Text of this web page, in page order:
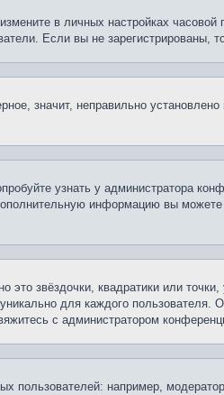
в личных настройках часовой
Если вы не зарегистрированы,
значит, неправильно
узнать у администратора
информацию вы
звёздочки, квадратики или
для каждого пользователя.
с администратором
пользователей: например,